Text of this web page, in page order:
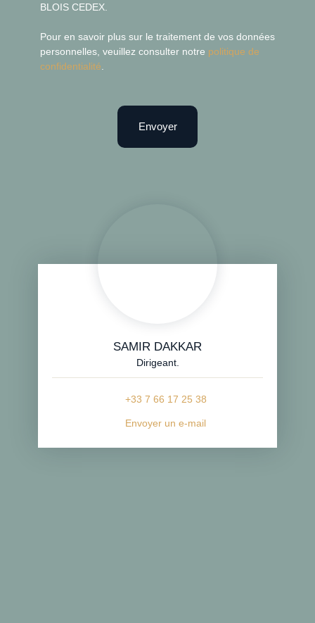
BLOIS CEDEX.
Pour en savoir plus sur le traitement de vos données
personnelles, veuillez consulter notre politique de
confidentialité
Envoyer
SAMIR DAKKAR
Dirigeant.
+33 7 66 17 25 38
Envoyer un e-mail